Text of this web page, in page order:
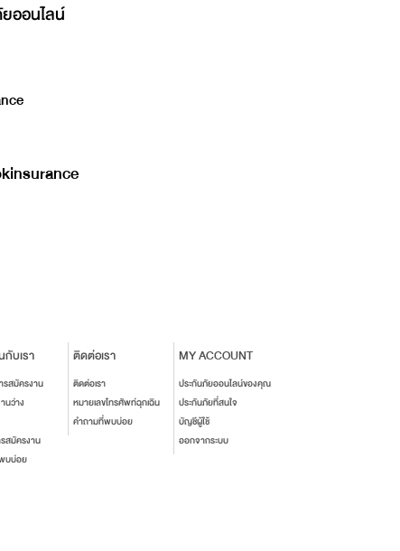
ออนไลน์
กับเรา
สมัครงาน
นว่าง
สมัครงาน
บบ่อย
ติดต่อเรา
ติดต่อเรา
หมายเลขโทรศัพท์ฉุกเฉิน
คำถามที่พบบ่อย
MY ACCOUNT
ประกันภัยออนไลน์ของคุณ
ประกันภัยที่สนใจ
บัญชีผู้ใช้
ออกจากระบบ